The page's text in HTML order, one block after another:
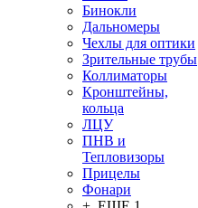
Бинокли
Дальномеры
Чехлы для оптики
Зрительные трубы
Коллиматоры
Кронштейны,
кольца
ЛЦУ
ПНВ и
Тепловизоры
Прицелы
Фонари